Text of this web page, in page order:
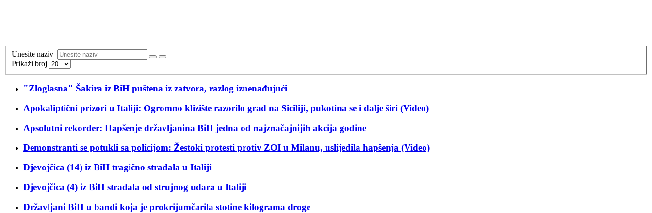
Unesite naziv
Prikaži broj
"Zloglasna" Šakira iz BiH puštena iz zatvora, razlog iznenađujući
Apokaliptični prizori u Italiji: Ogromno klizište razorilo grad na Siciliji, pukotina se i dalje širi (Video)
Apsolutni rekorder: Hapšenje državljanina BiH jedna od najznačajnijih akcija godine
Demonstranti se potukli sa policijom: Žestoki protesti protiv ZOI u Milanu, uslijedila hapšenja (Video)
Djevojčica (14) iz BiH tragično stradala u Italiji
Djevojčica (4) iz BiH stradala od strujnog udara u Italiji
Državljani BiH u bandi koja je prokrijumčarila stotine kilograma droge